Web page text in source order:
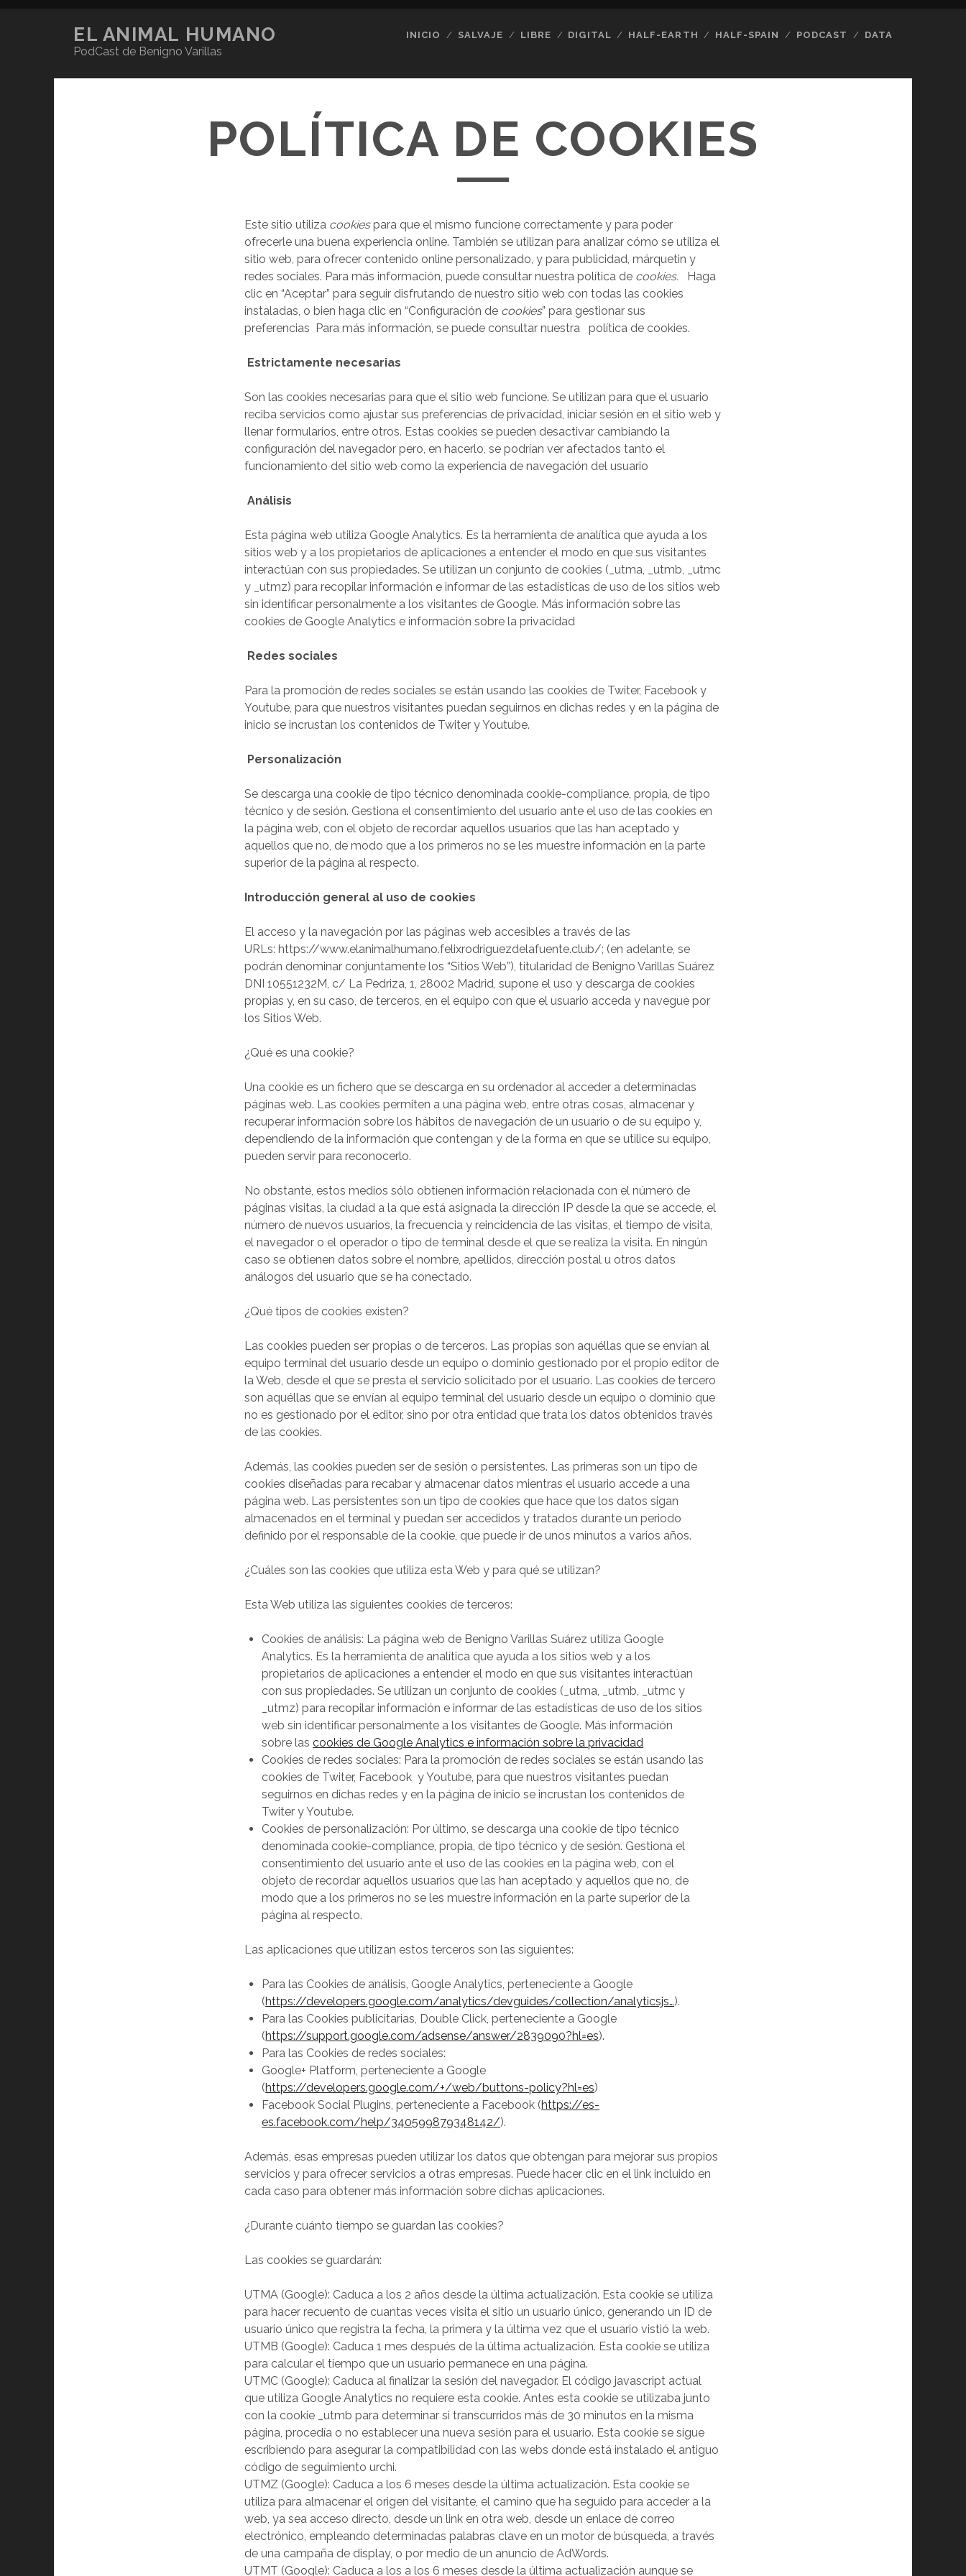
EL ANIMAL HUMANO
PodCast de Benigno Varillas
INICIO SALVAJE LIBRE DIGITAL HALF-EARTH HALF-SPAIN PODCAST DATA
POLÍTICA DE COOKIES
Este sitio utiliza cookiespara que el mismo funcione correctamente y para poder
ofrecerle una buena experiencia online. También se utilizan para analizar cómo se utiliza el
sitio web, para ofrecer contenido online personalizado, y para publicidad, márquetin y
redes sociales. Para más información, puede consultar nuestra política de cookies. Haga
clic en “Aceptar” para seguir disfrutando de nuestro sitio web con todas las cookies
instaladas, o bien haga clic en “Configuración de cookies” para gestionar sus
preferencias Para más información, se puede consultar nuestra política de cookies.
Estrictamente necesarias
Son las cookies necesarias para que el sitio web funcione. Se utilizan para que el usuario
reciba servicios como ajustar sus preferencias de privacidad, iniciar sesión en el sitio web y
llenar formularios, entre otros. Estas cookies se pueden desactivar cambiando la
configuración del navegador pero, en hacerlo, se podrían ver afectados tanto el
funcionamiento del sitio web como la experiencia de navegación del usuario
Análisis
Esta página web utiliza Google Analytics. Es la herramienta de analítica que ayuda a los
sitios web y a los propietarios de aplicaciones a entender el modo en que sus visitantes
interactúan con sus propiedades. Se utilizan un conjunto de cookies (_utma, _utmb, _utmc
y _utmz) para recopilar información e informar de las estadísticas de uso de los sitios web
sin identificar personalmente a los visitantes de Google. Más información sobre las
cookies de Google Analytics e información sobre la privacidad
Redes sociales
Para la promoción de redes sociales se están usando las cookies de Twiter, Facebook y
Youtube, para que nuestros visitantes puedan seguirnos en dichas redes y en la página de
inicio se incrustan los contenidos de Twiter y Youtube.
Personalización
Se descarga una cookie de tipo técnico denominada cookie-compliance, propia, de tipo
técnico y de sesión. Gestiona el consentimiento del usuario ante el uso de las cookies en
la página web, con el objeto de recordar aquellos usuarios que las han aceptado y
aquellos que no, de modo que a los primeros no se les muestre información en la parte
superior de la página al respecto.
Introducción general al uso de cookies
El acceso y la navegación por las páginas web accesibles a través de las
URLs: https://www.elanimalhumano.felixrodriguezdelafuente.club/; (en adelante, se
podrán denominar conjuntamente los “Sitios Web”), titularidad de Benigno Varillas Suárez
DNI 10551232M, c/ La Pedriza, 1, 28002 Madrid, supone el uso y descarga de cookies
propias y, en su caso, de terceros, en el equipo con que el usuario acceda y navegue por
los Sitios Web.
¿Qué es una cookie?
Una cookie es un fichero que se descarga en su ordenador al acceder a determinadas
páginas web. Las cookies permiten a una página web, entre otras cosas, almacenar y
recuperar información sobre los hábitos de navegación de un usuario o de su equipo y,
dependiendo de la información que contengan y de la forma en que se utilice su equipo,
pueden servir para reconocerlo.
No obstante, estos medios sólo obtienen información relacionada con el número de
páginas visitas, la ciudad a la que está asignada la dirección IP desde la que se accede, el
número de nuevos usuarios, la frecuencia y reincidencia de las visitas, el tiempo de visita,
el navegador o el operador o tipo de terminal desde el que se realiza la visita. En ningún
caso se obtienen datos sobre el nombre, apellidos, dirección postal u otros datos
análogos del usuario que se ha conectado.
¿Qué tipos de cookies existen?
Las cookies pueden ser propias o de terceros. Las propias son aquéllas que se envían al
equipo terminal del usuario desde un equipo o dominio gestionado por el propio editor de
la Web, desde el que se presta el servicio solicitado por el usuario. Las cookies de tercero
son aquéllas que se envían al equipo terminal del usuario desde un equipo o dominio que
no es gestionado por el editor, sino por otra entidad que trata los datos obtenidos través
de las cookies.
Además, las cookies pueden ser de sesión o persistentes. Las primeras son un tipo de
cookies diseñadas para recabar y almacenar datos mientras el usuario accede a una
página web. Las persistentes son un tipo de cookies que hace que los datos sigan
almacenados en el terminal y puedan ser accedidos y tratados durante un periodo
definido por el responsable de la cookie, que puede ir de unos minutos a varios años.
¿Cuáles son las cookies que utiliza esta Web y para qué se utilizan?
Esta Web utiliza las siguientes cookies de terceros:
Cookies de análisis: La página web de Benigno Varillas Suárez utiliza Google
Analytics. Es la herramienta de analítica que ayuda a los sitios web y a los
propietarios de aplicaciones a entender el modo en que sus visitantes interactúan
con sus propiedades. Se utilizan un conjunto de cookies (_utma, _utmb, _utmc y
_utmz) para recopilar información e informar de las estadísticas de uso de los sitios
web sin identificar personalmente a los visitantes de Google. Más información
sobre lascookies de Google Analytics e información sobre la privacidad
Cookies de redes sociales: Para la promoción de redes sociales se están usando las
cookies de Twiter, Facebook y Youtube, para que nuestros visitantes puedan
seguirnos en dichas redes y en la página de inicio se incrustan los contenidos de
Twiter y Youtube.
Cookies de personalización: Por último, se descarga una cookie de tipo técnico
denominada cookie-compliance, propia, de tipo técnico y de sesión. Gestiona el
consentimiento del usuario ante el uso de las cookies en la página web, con el
objeto de recordar aquellos usuarios que las han aceptado y aquellos que no, de
modo que a los primeros no se les muestre información en la parte superior de la
página al respecto.
Las aplicaciones que utilizan estos terceros son las siguientes:
Para las Cookies de análisis, Google Analytics, perteneciente a Google
(https://developers.google.com/analytics/devguides/collection/analyticsjs…).
Para las Cookies publicitarias, Double Click, perteneciente a Google
(https://support.google.com/adsense/answer/2839090?hl=es).
Para las Cookies de redes sociales:
Google+ Platform, perteneciente a Google
(https://developers.google.com/+/web/buttons-policy?hl=es)
Facebook Social Plugins, perteneciente a Facebook (https://es-
es.facebook.com/help/340599879348142/).
Además, esas empresas pueden utilizar los datos que obtengan para mejorar sus propios
servicios y para ofrecer servicios a otras empresas. Puede hacer clic en el link incluido en
cada caso para obtener más información sobre dichas aplicaciones.
¿Durante cuánto tiempo se guardan las cookies?
Las cookies se guardarán:
UTMA (Google): Caduca a los 2 años desde la última actualización. Esta cookie se utiliza
para hacer recuento de cuantas veces visita el sitio un usuario único, generando un ID de
usuario único que registra la fecha, la primera y la última vez que el usuario vistió la web.
UTMB (Google): Caduca 1 mes después de la última actualización. Esta cookie se utiliza
para calcular el tiempo que un usuario permanece en una página.
UTMC (Google): Caduca al finalizar la sesión del navegador. El código javascript actual
que utiliza Google Analytics no requiere esta cookie. Antes esta cookie se utilizaba junto
con la cookie _utmb para determinar si transcurridos más de 30 minutos en la misma
página, procedía o no establecer una nueva sesión para el usuario. Esta cookie se sigue
escribiendo para asegurar la compatibilidad con las webs donde está instalado el antiguo
código de seguimiento urchi.
UTMZ (Google): Caduca a los 6 meses desde la última actualización. Esta cookie se
utiliza para almacenar el origen del visitante, el camino que ha seguido para acceder a la
web, ya sea acceso directo, desde un link en otra web, desde un enlace de correo
electrónico, empleando determinadas palabras clave en un motor de búsqueda, a través
de una campaña de display, o por medio de un anuncio de AdWords.
UTMT (Google): Caduca a los a los 6 meses desde la última actualización aunque se